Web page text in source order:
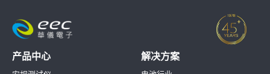
产品中心 解决方案